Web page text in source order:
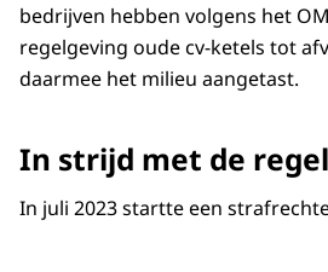
bedrijven hebben volgens het
regelgeving oude cv-ketels tot
daarmee het milieu aangetast.
In strijd met de
In juli 2023 startte een